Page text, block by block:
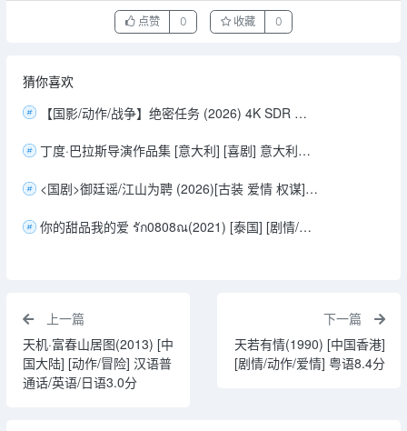
点赞 0 收藏 0
猜你喜欢
【国影/动作/战争】绝密任务 (2026) 4K SDR 高码率 中英字幕【卢靖姗 / 余文乐 / 于文文】14.9G
丁度·巴拉斯导演作品集 [意大利] [喜剧] 意大利语5.7分
<国剧>御廷谣‎/江山为聘 (2026)[古装 爱情 权谋][吴谨言 陈哲远 梁永棋 赵昭仪 郭品超] [4K+1080P/单集3.1GB/国语中字]
你的甜品我的爱 รัก0808ณ(2021) [泰国] [剧情/喜剧/悬疑/同性] 泰语6.3分
上一篇
天机·富春山居图(2013) [中
国大陆] [动作/冒险] 汉语普
通话/英语/日语3.0分
下一篇
天若有情(1990) [中国香港]
[剧情/动作/爱情] 粤语8.4分